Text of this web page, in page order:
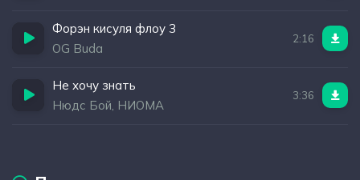
Форэн кисуля флоу 3
OG Buda
2:16
Не хочу знать
Нюдс Бой, НИОМА
3:36